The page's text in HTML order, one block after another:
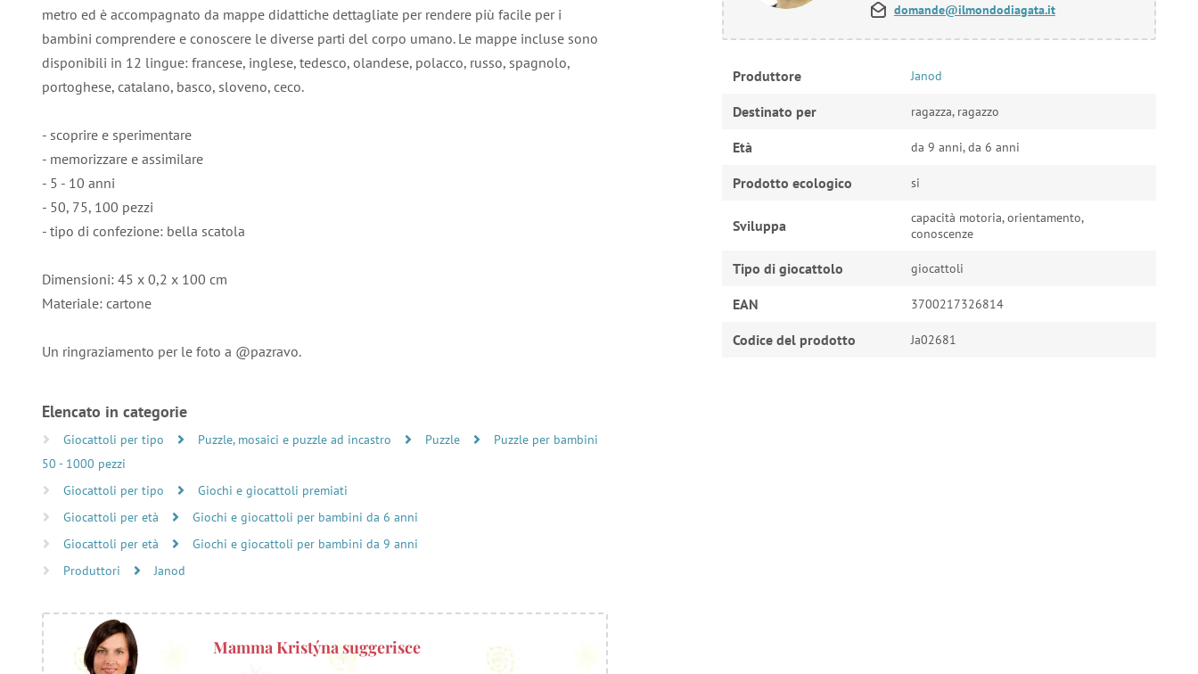
metro ed è accompagnato da mappe didattiche dettagliate per rendere più facile per i
bambini comprendere e conoscere le diverse parti del corpo umano. Le mappe incluse sono
disponibili in 12 lingue: francese, inglese, tedesco, olandese, polacco, russo, spagnolo,
portoghese, catalano, basco, sloveno, ceco.
- scoprire e sperimentare
- memorizzare e assimilare
- 5 - 10 anni
- 50, 75, 100 pezzi
- tipo di confezione: bella scatola
Dimensioni: 45 x 0,2 x 100 cm
Materiale: cartone
Un ringraziamento per le foto a @pazravo.
Elencato in categorie
Giocattoli per tipo Puzzle, mosaici e puzzle ad incastro Puzzle
Puzzle per bambini
50 - 1000 pezzi
Giocattoli per tipo
Giochi e giocattoli premiati
Giocattoli per età
Giochi e giocattoli per bambini da 6 anni
Giocattoli per età
Giochi e giocattoli per bambini da 9 anni
Produttori
Janod
Mamma Kristýna suggerisce
domande@ilmondodiagata.it
Produttore Janod
Destinato per ragazza, ragazzo
Età da 9 anni, da 6 anni
Prodotto ecologico si
Sviluppa
capacità motoria, orientamento,
conoscenze
Tipo di giocattolo giocattoli
EAN 3700217326814
Codice del prodotto Ja02681